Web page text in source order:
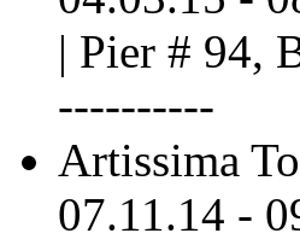
| Pier # 94,
----------
Artissima
07.11.14 -